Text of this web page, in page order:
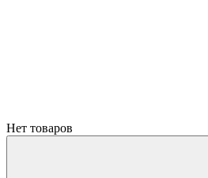
Нет товаров